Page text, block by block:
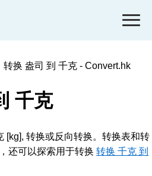
转换 盎司 到 千克 - Convert.hk
千克
[kg], 转换或反向转换。转换表和转
还可以探索用于转换 转换 千克 到